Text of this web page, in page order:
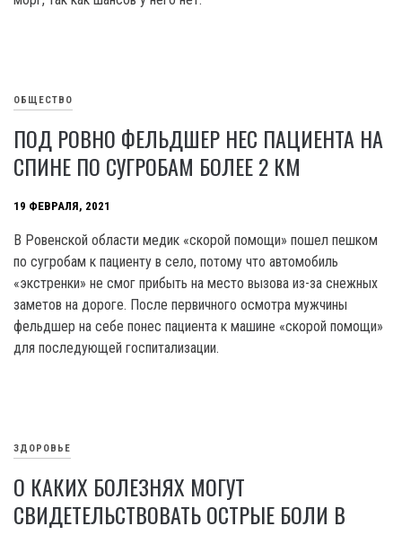
ОБЩЕСТВО
ПОД РОВНО ФЕЛЬДШЕР НЕС ПАЦИЕНТА НА
СПИНЕ ПО СУГРОБАМ БОЛЕЕ 2 КМ
19 ФЕВРАЛЯ, 2021
В Ровенской области медик «скорой помощи» пошел пешком
по сугробам к пациенту в село, потому что автомобиль
«экстренки» не смог прибыть на место вызова из-за снежных
заметов на дороге. После первичного осмотра мужчины
фельдшер на себе понес пациента к машине «скорой помощи»
для последующей госпитализации.
ЗДОРОВЬЕ
О КАКИХ БОЛЕЗНЯХ МОГУТ
СВИДЕТЕЛЬСТВОВАТЬ ОСТРЫЕ БОЛИ В